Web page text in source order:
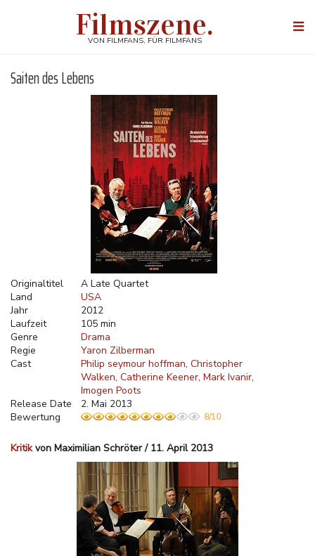
Filmszene.
VON FILMFANS, FÜR FILMFANS
Saiten des Lebens
Originaltitel
A Late Quartet
Land
USA
Jahr
2012
Laufzeit
105 min
Genre
Drama
Regie
Yaron Zilberman
Cast
Philip seymour hoffman Christopher
Walken Catherine Keener Mark Ivanir
Imogen Poots
Release Date
2. Mai 2013
Bewertung
8/10
Kritikvon Maximilian Schröter / 11. April 2013